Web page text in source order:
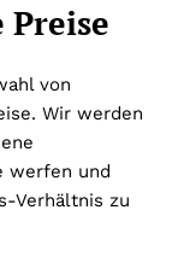
Preise
von
Wir werden
werfen und
Verhältnis zu